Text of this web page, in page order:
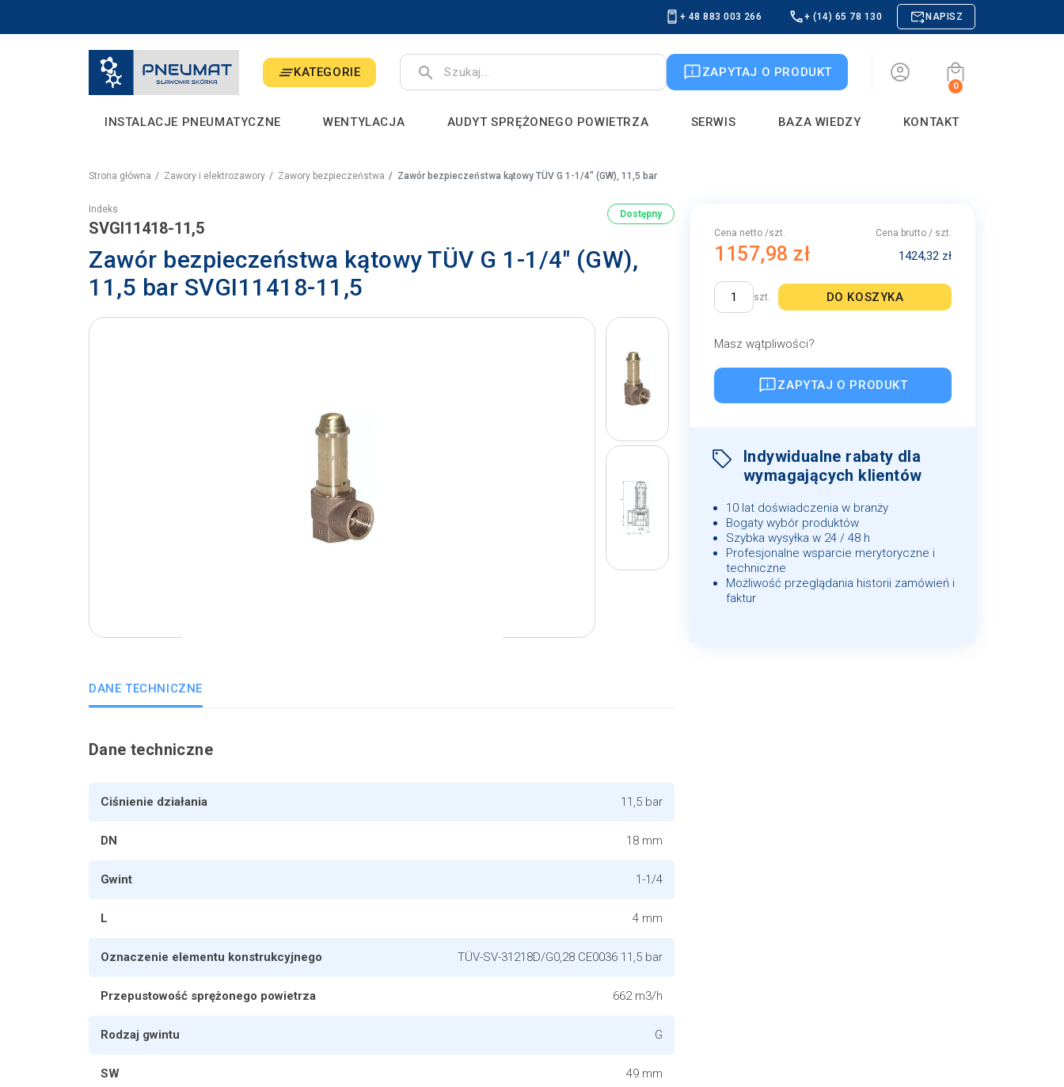
+ 48 883 003 266 + (14) 65 78 130 NAPISZ
search ZAPYTAJ O PRODUKT
0
INSTALACJE PNEUMATYCZNE WENTYLACJA AUDYT SPRĘŻONEGO POWIETRZA SERWIS BAZA WIEDZY KONTAKT
KATEGORIE
Strona główna Zawory i elektrozawory Zawory bezpieczeństwa Zawór bezpieczeństwa kątowy TÜV G 1-1/4" (GW), 11,5 bar
Indeks
SVGI11418-11,5
Dostępny
Zawór bezpieczeństwa kątowy TÜV G 1-1/4" (GW),
11,5 bar SVGI11418-11,5
DANE TECHNICZNE
Dane techniczne
Ciśnienie działania 11,5 bar
DN 18 mm
Gwint 1-1/4
L 4 mm
Oznaczenie elementu konstrukcyjnego TÜV-SV-31218D/G0,28 CE0036 11,5 bar
Przepustowość sprężonego powietrza 662 m3/h
Rodzaj gwintu G
SW 49 mm
Cena netto /szt.
1157,98 zł
Cena brutto / szt.
1424,32 zł
szt. DO KOSZYKA
Masz wątpliwości?
ZAPYTAJ O PRODUKT
Indywidualne rabaty dla
wymagających klientów
10 lat doświadczenia w branży
Bogaty wybór produktów
Szybka wysyłka w 24 / 48 h
Profesjonalne wsparcie merytoryczne i
techniczne
Możliwość przeglądania historii zamówień i
faktur